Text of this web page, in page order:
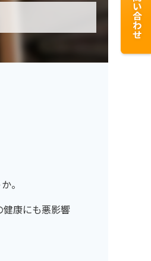
。
康にも悪影響